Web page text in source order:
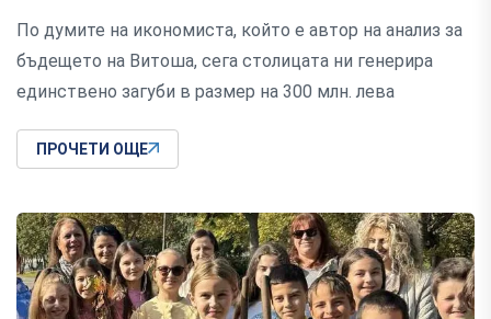
По думите на икономиста, който е автор на анализ за
бъдещето на Витоша, сега столицата ни генерира
единствено загуби в размер на 300 млн. лева
ПРОЧЕТИ ОЩЕ